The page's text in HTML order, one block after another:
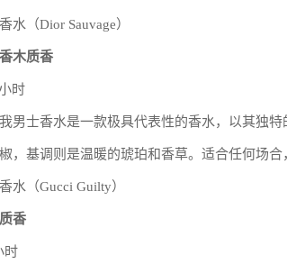
水（Dior Sauvage）
木质香
时
男士香水是一款极具代表性的香水，以其独
，基调则是温暖的琥珀和香草。适合任何场合
水（Gucci Guilty）
香
时